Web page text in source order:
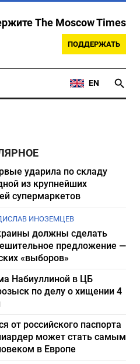
The Moscow Times
ПОДДЕРЖАТЬ
EN
ударила по складу
из крупнейших
супермаркетов
ИНОЗЕМЦЕВ
должны сделать
предложение —
«выборов»
Набиуллиной в ЦБ
по делу о хищении 4
от российского паспорта
может стать самым
в Европе